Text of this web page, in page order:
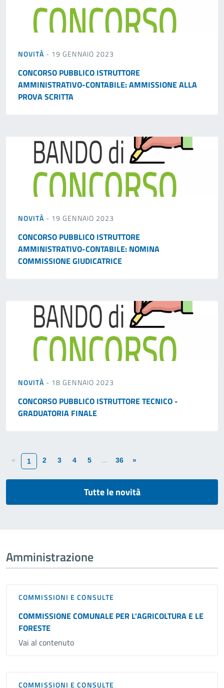
NOVITÀ - 19 GENNAIO 2023
CONCORSO PUBBLICO ISTRUTTORE
AMMINISTRATIVO-CONTABILE: AMMISSIONE ALLA
PROVA SCRITTA
NOVITÀ - 19 GENNAIO 2023
CONCORSO PUBBLICO ISTRUTTORE
AMMINISTRATIVO-CONTABILE: NOMINA
COMMISSIONE GIUDICATRICE
NOVITÀ - 18 GENNAIO 2023
CONCORSO PUBBLICO ISTRUTTORE TECNICO -
GRADUATORIA FINALE
« 1 2 3 4 5 ... 36 »
Tutte le novità
Amministrazione
COMMISSIONI E CONSULTE
COMMISSIONE COMUNALE PER L'AGRICOLTURA E LE
FORESTE
Vai al contenuto
COMMISSIONI E CONSULTE